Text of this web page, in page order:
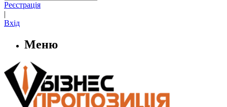
Реєстрація
|
Вхід
Меню